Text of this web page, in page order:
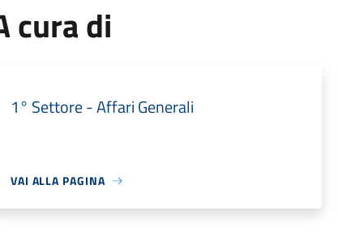
cura di
1° Settore - Affari Generali
VAI ALLA PAGINA